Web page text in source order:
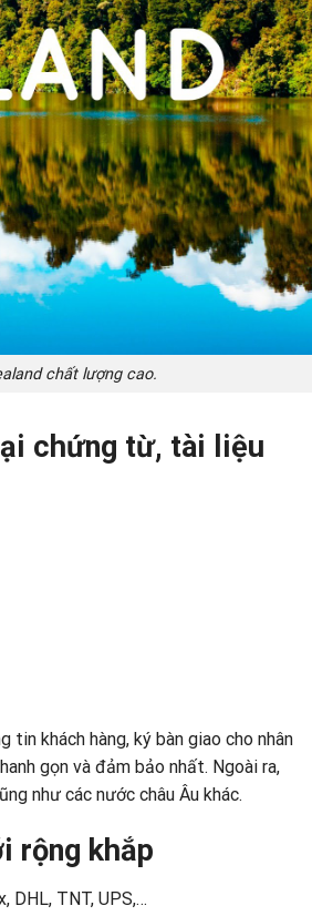
chất lượng cao.
chứng từ, tài liệu
khách hàng, ký bàn giao cho nhân
gọn và đảm bảo nhất. Ngoài ra,
như các nước châu Âu khác.
rộng khắp
DHL, TNT, UPS,…